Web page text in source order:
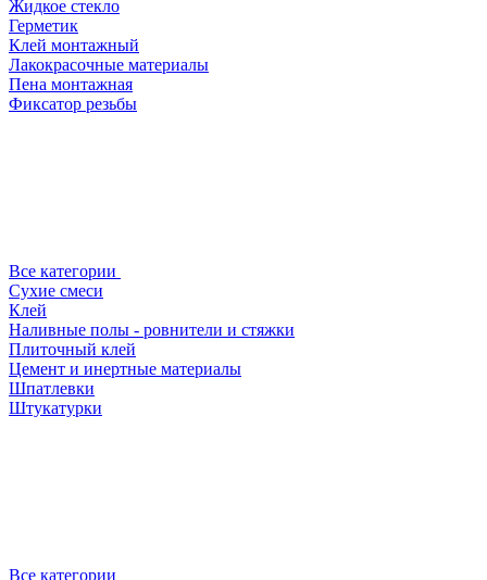
Жидкое стекло
Герметик
Клей монтажный
Лакокрасочные материалы
Пена монтажная
Фиксатор резьбы
Все категории
Сухие смеси
Клей
Наливные полы - ровнители и стяжки
Плиточный клей
Цемент и инертные материалы
Шпатлевки
Штукатурки
Все категории